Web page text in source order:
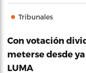
Tribunales
Con votación
meterse desde
LUMA